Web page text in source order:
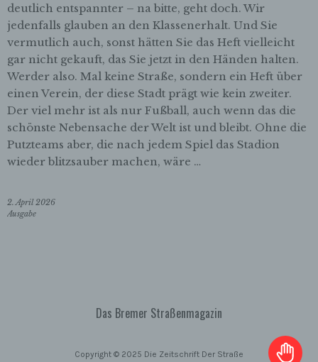
deutlich entspannter – na bitte, geht doch. Wir
jedenfalls glauben an den Klassenerhalt. Und Sie
vermutlich auch, sonst hätten Sie das Heft vielleicht
gar nicht gekauft, das Sie jetzt in den Händen halten.
Werder also. Mal keine Straße, sondern ein Heft über
einen Verein, der diese Stadt prägt wie kein zweiter.
Der viel mehr ist als nur Fußball, auch wenn das die
schönste Nebensache der Welt ist und bleibt. Ohne die
Putzteams aber, die nach jedem Spiel das Stadion
wieder blitzsauber machen, wäre …
2. April 2026
Ausgabe
Das Bremer Straßenmagazin
Copyright © 2025 Die Zeitschrift Der Straße
oder identifizierbare natürliche Person (im
Folgenden „betroffene Person") beziehen.
Als identifizierbar wird eine natürliche
Person angesehen, die direkt oder indirekt,
insbesondere mittels Zuordnung zu einer
Kennung wie einem Namen, zu einer
Kennnummer, zu Standortdaten, zu einer
Online-Kennung oder zu einem oder
mehreren besonderen Merkmalen, die
Ausdruck der physischen, physiologischen,
genetischen, psychischen, wirtschaftlichen,
kulturellen oder sozialen Identität dieser
Verarbeitung ist jeder mit oder ohne Hilfe